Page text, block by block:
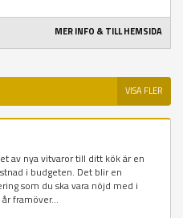
MER INFO & TILL HEMSIDA
VISA FLER
av nya vitvaror till ditt kök är en
i budgeten. Det blir en
som du ska vara nöjd med i
framöver...